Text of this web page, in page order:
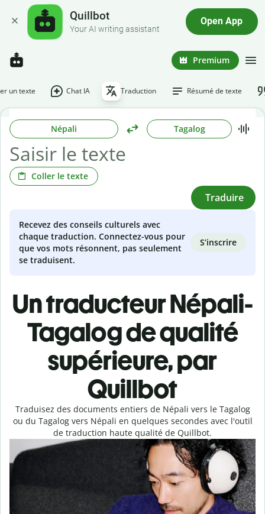
Quillbot
Your AI writing assistant
Open App
Premium
un texte Chat IA Traduction Résumé de texte
Népali Tagalog
Coller le texte
Traduire
Recevez des conseils culturels avec
chaque traduction. Connectez-vous pour
que vos mots résonnent, pas seulement
se traduisent.
S’inscrire
Un traducteur Népali-
Tagalog de qualité
supérieure, par
Quillbot
Traduisez des documents entiers de Népali vers le Tagalog
ou du Tagalog vers Népali en quelques secondes avec l'outil
de traduction haute qualité de Quillbot.